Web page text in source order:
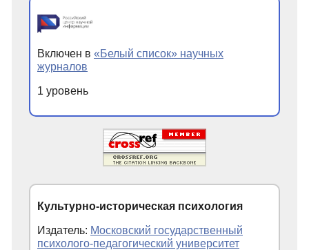
Включен в «Белый список» научных
журналов
1 уровень
Культурно-историческая психология
Издатель: Московский государственный
психолого-педагогический университет